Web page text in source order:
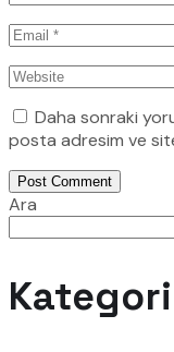
Daha sonraki
posta adresim ve
Post Comment
Ara